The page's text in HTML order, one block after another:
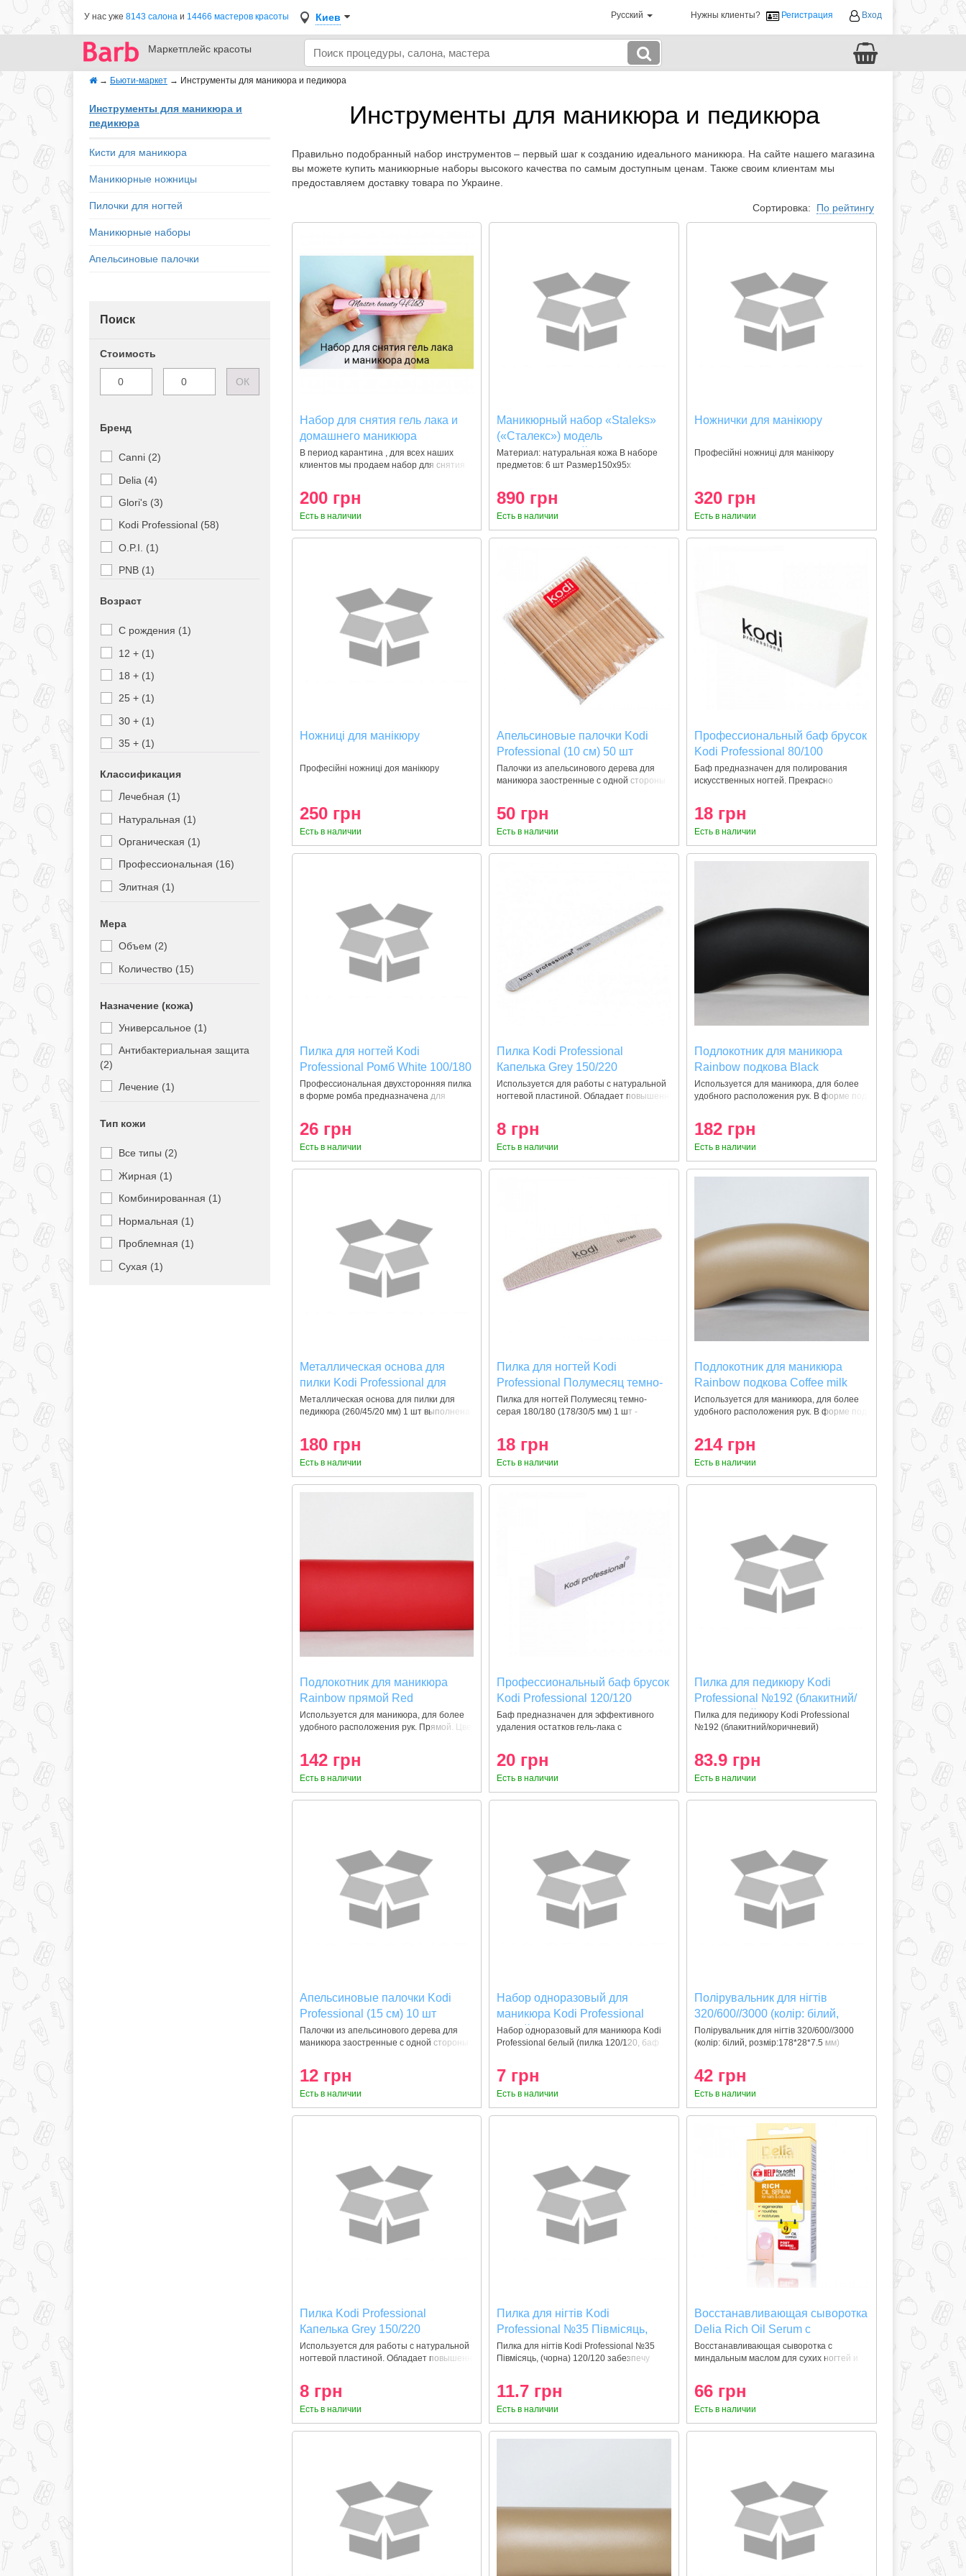
У нас уже 8143 салона и 14466 мастеров красоты Киев Русский Нужны клиенты? Регистрация Вход
Маркетплейс красоты
→ Бьюти-маркет → Инструменты для маникюра и педикюра
Инструменты для маникюра и
педикюра
Кисти для маникюра
Маникюрные ножницы
Пилочки для ногтей
Маникюрные наборы
Апельсиновые палочки
Поиск
Стоимость
ОК
Бренд
Canni (2)
Delia (4)
Glori's (3)
Kodi Professional (58)
O.P.I. (1)
PNB (1)
Tony Moly (7)
Медтест (2)
Возраст
С рождения (1)
12 + (1)
18 + (1)
25 + (1)
30 + (1)
35 + (1)
Классификация
Лечебная (1)
Натуральная (1)
Органическая (1)
Профессиональная (16)
Элитная (1)
Мера
Объем (2)
Количество (15)
Назначение (кожа)
Универсальное (1)
Антибактериальная защита
(2)
Лечение (1)
Тип кожи
Все типы (2)
Жирная (1)
Комбинированная (1)
Нормальная (1)
Проблемная (1)
Сухая (1)
Инструменты для маникюра и педикюра
Правильно подобранный набор инструментов – первый шаг к созданию идеального маникюра. На сайте нашего магазина
вы можете купить маникюрные наборы высокого качества по самым доступным ценам. Также своим клиентам мы
предоставляем доставку товара по Украине.
Сортировка: По рейтингу
Набор для снятия гель лака и
домашнего маникюра
В период карантина , для всех наших
клиентов мы продаем набор для снятия
200 грн
Есть в наличии
Маникюрный набор «Staleks»
(«Сталекс») модель
«Универсальный» на 6 ед.
Материал: натуральная кожа В наборе
предметов: 6 шт Размер150х95х
890 грн
Есть в наличии
Ножнички для манікюру
Професійні ножниці для манікюру
320 грн
Есть в наличии
Ножниці для манікюру
Професійні ножниці доя манікюру
250 грн
Есть в наличии
Апельсиновые палочки Kodi
Professional (10 см) 50 шт
Палочки из апельсинового дерева для
маникюра заостренные с одной стороны
50 грн
Есть в наличии
Профессиональный баф брусок
Kodi Professional 80/100
Баф предназначен для полирования
искусственных ногтей. Прекрасно
18 грн
Есть в наличии
Пилка для ногтей Kodi
Professional Ромб White 100/180
Профессиональная двухсторонняя пилка
в форме ромба предназначена для
26 грн
Есть в наличии
Пилка Kodi Professional
Капелька Grey 150/220
Используется для работы с натуральной
ногтевой пластиной. Обладает повышенн
8 грн
Есть в наличии
Подлокотник для маникюра
Rainbow подкова Black
Используется для маникюра, для более
удобного расположения рук. В форме под
182 грн
Есть в наличии
Металлическая основа для
пилки Kodi Professional для
педикюра (260/45/20 мм) 1 шт
Металлическая основа для пилки для
педикюра (260/45/20 мм) 1 шт выполнена
180 грн
Есть в наличии
Пилка для ногтей Kodi
Professional Полумесяц темно-
cерая 180/180 (178/30/5 мм) 1
шт
Пилка для ногтей Полумесяц темно-
cерая 180/180 (178/30/5 мм) 1 шт -
18 грн
Есть в наличии
Подлокотник для маникюра
Rainbow подкова Coffee milk
Используется для маникюра, для более
удобного расположения рук. В форме под
214 грн
Есть в наличии
Подлокотник для маникюра
Rainbow прямой Red
Используется для маникюра, для более
удобного расположения рук. Прямой. Цве
142 грн
Есть в наличии
Профессиональный баф брусок
Kodi Professional 120/120
Баф предназначен для эффективного
удаления остатков гель-лака с
20 грн
Есть в наличии
Пилка для педикюру Kodi
Professional №192 (блакитний/
коричневий) 120/180
Пилка для педикюру Kodi Professional
№192 (блакитний/коричневий)
83.9 грн
Есть в наличии
Апельсиновые палочки Kodi
Professional (15 см) 10 шт
Палочки из апельсинового дерева для
маникюра заостренные с одной стороны
12 грн
Есть в наличии
Набор одноразовый для
маникюра Kodi Professional
белый (пилка 120/120, баф
120/120)
Набор одноразовый для маникюра Kodi
Professional белый (пилка 120/120, баф
7 грн
Есть в наличии
Полірувальник для нігтів
320/600//3000 (колір: білий,
розмір:178*28*7.5 мм)
Полірувальник для нігтів 320/600//3000
(колір: білий, розмір:178*28*7.5 мм)
42 грн
Есть в наличии
Пилка Kodi Professional
Капелька Grey 150/220
Используется для работы с натуральной
ногтевой пластиной. Обладает повышенн
8 грн
Есть в наличии
Пилка для нігтів Kodi
Professional №35 Півмісяць,
(чорна) 120/120
Пилка для нігтів Kodi Professional №35
Півмісяць, (чорна) 120/120 забезпечу
11.7 грн
Есть в наличии
Восстанавливающая сыворотка
Delia Rich Oil Serum с
миндальным маслом для сухих
ногтей и кутикулы, 11 мл
Восстанавливающая сыворотка с
миндальным маслом для сухих ногтей и
66 грн
Есть в наличии